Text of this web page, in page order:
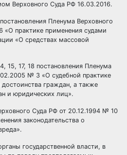
Верховного Суда РФ 16.03.2016.
Пленума Верховного
практике применения судами
«О средствах массовой
15, 17, 18 постановления Пленума
№ 3 «О судебной практике
граждан, а также
и юридических лиц».
Суда РФ от 20.12.1994 № 10
законодательства о
государственной власти, в